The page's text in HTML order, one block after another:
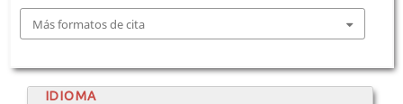
Más formatos de cita
IDIOMA